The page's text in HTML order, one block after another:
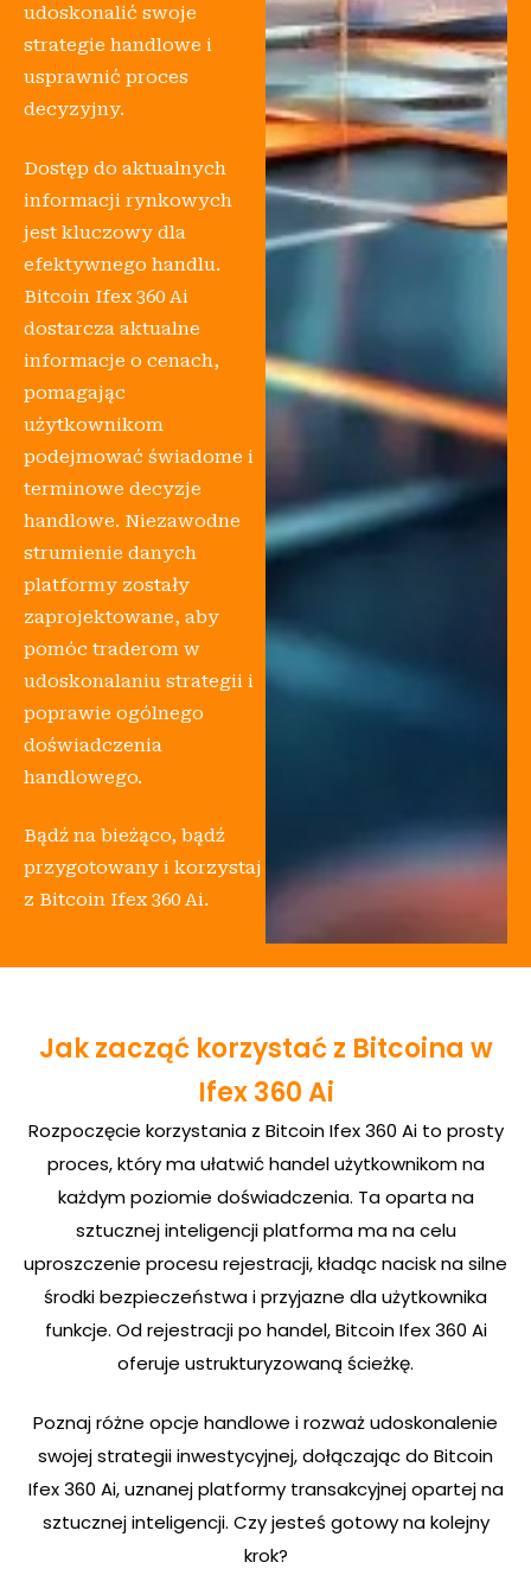
udoskonalić swoje
strategie handlowe i
usprawnić proces
decyzyjny.
Dostęp do aktualnych
informacji rynkowych
jest kluczowy dla
efektywnego handlu.
Bitcoin Ifex 360 Ai
dostarcza aktualne
informacje o cenach,
pomagając
użytkownikom
podejmować świadome i
terminowe decyzje
handlowe. Niezawodne
strumienie danych
platformy zostały
zaprojektowane, aby
pomóc traderom w
udoskonalaniu strategii i
poprawie ogólnego
doświadczenia
handlowego.
Bądź na bieżąco, bądź
przygotowany i korzystaj
z Bitcoin Ifex 360 Ai.
Jak zacząć korzystać z Bitcoina w
Ifex 360 Ai
Rozpoczęcie korzystania z Bitcoin Ifex 360 Ai to prosty
proces, który ma ułatwić handel użytkownikom na
każdym poziomie doświadczenia. Ta oparta na
sztucznej inteligencji platforma ma na celu
uproszczenie procesu rejestracji, kładąc nacisk na silne
środki bezpieczeństwa i przyjazne dla użytkownika
funkcje. Od rejestracji po handel, Bitcoin Ifex 360 Ai
oferuje ustrukturyzowaną ścieżkę.
Poznaj różne opcje handlowe i rozważ udoskonalenie
swojej strategii inwestycyjnej, dołączając do Bitcoin
Ifex 360 Ai, uznanej platformy transakcyjnej opartej na
sztucznej inteligencji. Czy jesteś gotowy na kolejny
krok?